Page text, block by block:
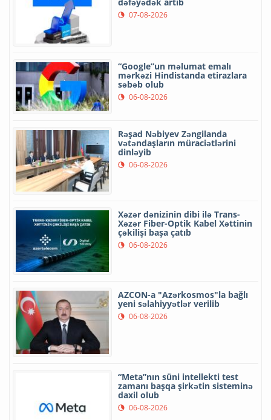
07-08-2026
“Google”un məlumat emalı
mərkəzi Hindistanda etirazlara
səbəb olub
06-08-2026
Rəşad Nəbiyev Zəngilanda
vətəndaşların müraciətlərini
dinləyib
06-08-2026
Xəzər dənizinin dibi ilə Trans-
Xəzər Fiber-Optik Kabel Xəttinin
çəkilişi başa çatıb
06-08-2026
AZCON-a "Azərkosmos"la bağlı
yeni səlahiyyətlər verilib
06-08-2026
“Meta”nın süni intellekti test
zamanı başqa şirkətin sisteminə
daxil olub
06-08-2026